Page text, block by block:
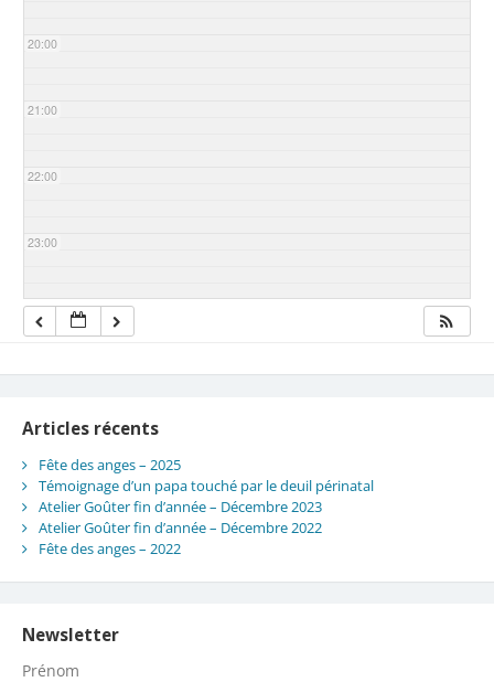
20:00
21:00
22:00
23:00
Articles récents
Fête des anges – 2025
Témoignage d’un papa touché par le deuil périnatal
Atelier Goûter fin d’année – Décembre 2023
Atelier Goûter fin d’année – Décembre 2022
Fête des anges – 2022
Newsletter
Prénom